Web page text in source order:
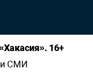
16+
СМИ